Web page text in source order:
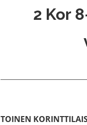
2 Kor
TOINEN